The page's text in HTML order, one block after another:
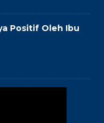
Positif Oleh Ibu